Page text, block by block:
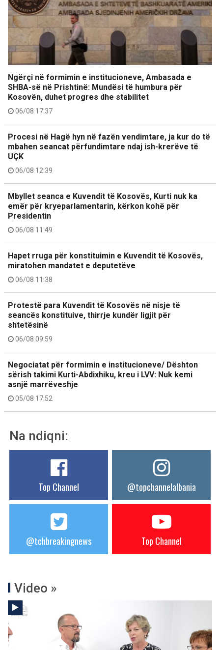
Ngërçi në formimin e institucioneve, Ambasada e
SHBA-së në Prishtinë: Mundësi të humbura për
Kosovën, duhet progres dhe stabilitet
06/08 17:37
Procesi në Hagë hyn në fazën vendimtare, ja kur do të
mbahen seancat përfundimtare ndaj ish-krerëve të
UÇK
06/08 12:39
Mbyllet seanca e Kuvendit të Kosovës, Kurti nuk ka
emër për kryeparlamentarin, kërkon kohë për
Presidentin
06/08 11:49
Hapet rruga për konstituimin e Kuvendit të Kosovës,
miratohen mandatet e deputetëve
06/08 11:38
Protestë para Kuvendit të Kosovës në nisje të
seancës konstituive, thirrje kundër ligjit për
shtetësinë
06/08 09:59
Negociatat për formimin e institucioneve/ Dështon
sërish takimi Kurti-Abdixhiku, kreu i LVV: Nuk kemi
asnjë marrëveshje
05/08 17:52
Na ndiqni:
Top Channel @topchannelalbania
@tchbreakingnews Top Channel
Video »